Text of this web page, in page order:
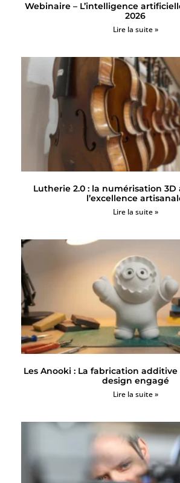
Webinaire – L’intelligence
2026
Lire la suite »
Lutherie 2.0 : la numérisation 3D
l’excellence
Lire la suite »
Les Anooki : La fabrication additive
design engagé
Lire la suite »